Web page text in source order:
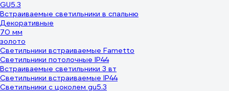
GU5.3
Встраиваемые светильники в спальню
Декоративные
70 мм
золото
Светильники встраиваемые Fametto
Светильники потолочные IP44
Встраиваемые светильники 3 вт
Светильники встраиваемые IP44
Светильники с цоколем gu5.3